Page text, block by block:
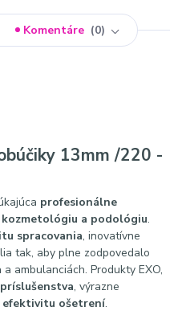
Komentáre 0
iky 13mm /220 -
profesionálne
a podológiu.
spracovania, inovatívne
tak, aby plne zodpovedalo
ambulanciách. Produkty EXO,
, výrazne
efektivitu ošetrení.